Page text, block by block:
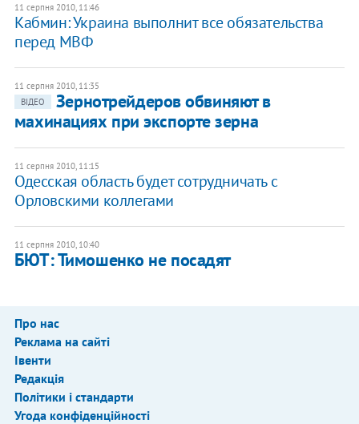
11 серпня 2010, 11:46
Кабмин: Украина выполнит все обязательства
перед МВФ
11 серпня 2010, 11:35
ВІДЕО
Зернотрейдеров обвиняют в
махинациях при экспорте зерна
11 серпня 2010, 11:15
Одесская область будет сотрудничать с
Орловскими коллегами
11 серпня 2010, 10:40
БЮТ: Тимошенко не посадят
Про нас
Реклама на сайті
Івенти
Редакція
Політики і стандарти
Угода конфіденційності